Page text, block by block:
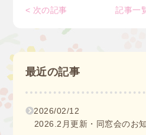
< 次の記事 記事一
最近の記事
2026/02/12
2026.2月更新・同窓会のお